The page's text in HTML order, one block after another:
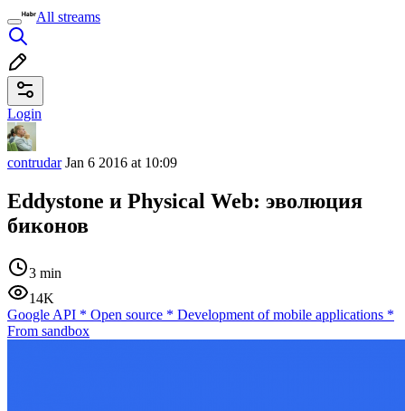
All streams
Login
contrudarJan 6 2016 at 10:09
Eddystone и Physical Web: эволюция
биконов
3 min
14K
Google API * Open source * Development of mobile applications *
From sandbox